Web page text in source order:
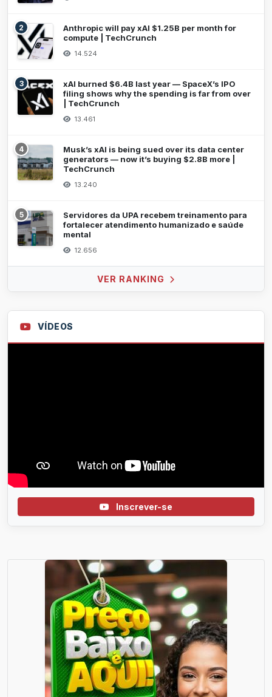
2
Anthropic will pay xAI $1.25B per month for
compute | TechCrunch
14.524
3
xAI burned $6.4B last year — SpaceX’s IPO
filing shows why the spending is far from over
| TechCrunch
13.461
4
Musk’s xAI is being sued over its data center
generators — now it’s buying $2.8B more |
TechCrunch
13.240
5
Servidores da UPA recebem treinamento para
fortalecer atendimento humanizado e saúde
mental
12.656
VER RANKING
VÍDEOS
Inscrever-se